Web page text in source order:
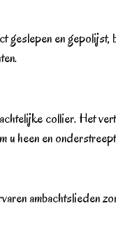
en
collier. Het
u heen en
ambachtslieden